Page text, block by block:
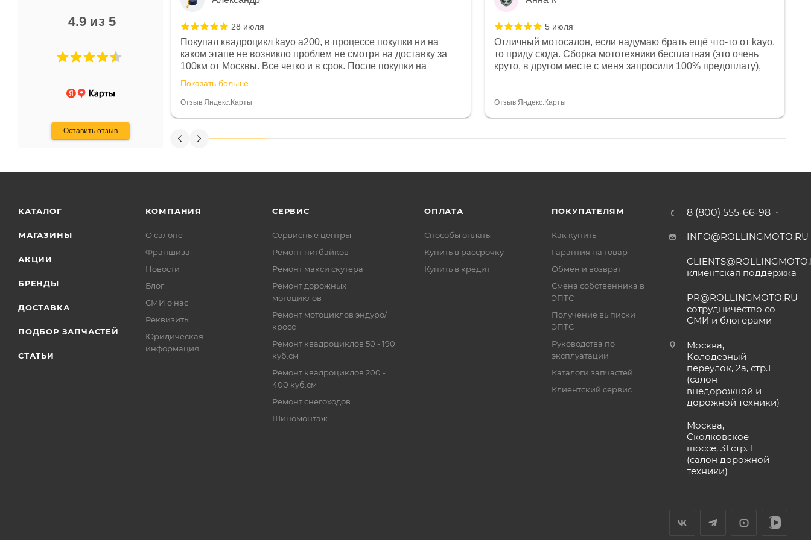
4.9 из 5
Оставить отзыв
Не понравились условия
и дают только на год)
28 июля
Покупал квадроцикл kayo a200, в процессе покупки ни на
каком этапе не возникло проблем не смотря на доставку за
100км от Москвы. Все четко и в срок. После покупки на
спидометре всегда был 0, при этом представители магазина
постоянно были на связи и в итоге проблема была решена.
Считаю, что это говорит о небезразличии к клиенту после
Показать больше
Отзыв Яндекс.Карты
5 июля
Отличный мотосалон, если надумаю брать ещё что-то от kayo,
то приду сюда. Сборка мототехники бесплатная (это очень
круто, в другом месте с меня запросили 100% предоплату),
спасибо отдельное, всегда на связи, очень детально всё
Отзыв Яндекс.Карты
КАТАЛОГ
МАГАЗИНЫ
АКЦИИ
БРЕНДЫ
ДОСТАВКА
ПОДБОР ЗАПЧАСТЕЙ
СТАТЬИ
КОМПАНИЯ
О салоне
Франшиза
Новости
Блог
СМИ о нас
Реквизиты
Юридическая
информация
СЕРВИС
Сервисные центры
Ремонт питбайков
Ремонт макси скутера
Ремонт дорожных
мотоциклов
Ремонт мотоциклов эндуро/
кросс
Ремонт квадроциклов 50 - 190
куб.см
Ремонт квадроциклов 200 -
400 куб.см
Ремонт снегоходов
Шиномонтаж
ОПЛАТА
Способы оплаты
Купить в рассрочку
Купить в кредит
ПОКУПАТЕЛЯМ
Как купить
Гарантия на товар
Обмен и возврат
Смена собственника в
ЭПТС
Получение выписки
ЭПТС
Руководства по
эксплуатации
Каталоги запчастей
Клиентский сервис
8 (800) 555-66-98
INFO@ROLLINGMOTO.RU
клиентская поддержка
PR@ROLLINGMOTO.RU
сотрудничество со
СМИ и блогерами
Москва,
Колодезный
переулок, 2а, стр.1
(салон
внедорожной и
дорожной техники)
Москва,
Сколковское
шоссе, 31 стр. 1
(салон дорожной
техники)